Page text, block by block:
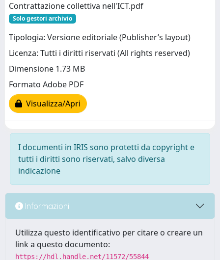
Contrattazione collettiva nell'ICT.pdf
Solo gestori archivio
Tipologia: Versione editoriale (Publisher’s layout)
Licenza: Tutti i diritti riservati (All rights reserved)
Dimensione 1.73 MB
Formato Adobe PDF
Visualizza/Apri
I documenti in IRIS sono protetti da copyright e
tutti i diritti sono riservati, salvo diversa
indicazione
Informazioni
Utilizza questo identificativo per citare o creare un
link a questo documento:
https://hdl.handle.net/11572/55844